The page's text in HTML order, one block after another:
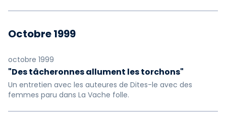
Octobre 1999
octobre 1999
"Des tâcheronnes allument les torchons"
Un entretien avec les auteures de Dites-le avec des
femmes paru dans La Vache folle.